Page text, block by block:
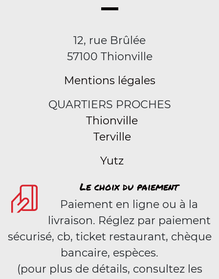
12, rue Brûlée
57100 Thionville
Mentions légales
QUARTIERS PROCHES
Thionville
Terville
Yutz
Le choix du paiement
Paiement en ligne ou à la
livraison. Réglez par paiement
sécurisé, cb, ticket restaurant, chèque
bancaire, espèces.
(pour plus de détails, consultez les